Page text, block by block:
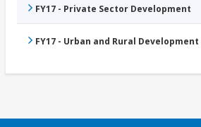
FY17 - Private Sector Development
FY17 - Urban and Rural Development